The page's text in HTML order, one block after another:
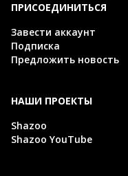
ПРИСОЕДИНИТЬСЯ
Завести аккаунт
Подписка
Предложить новость
НАШИ ПРОЕКТЫ
Shazoo
Shazoo YouTube